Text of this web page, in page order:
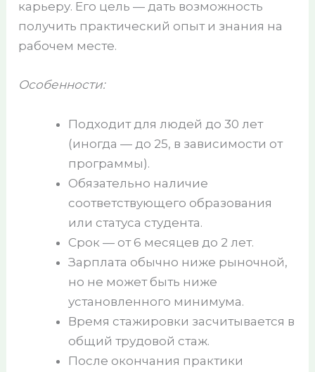
карьеру. Его цель — дать возможность
получить практический опыт и знания на
рабочем месте.
Особенности:
Подходит для людей до 30 лет
(иногда — до 25, в зависимости от
программы).
Обязательно наличие
соответствующего образования
или статуса студента.
Срок — от 6 месяцев до 2 лет.
Зарплата обычно ниже рыночной,
но не может быть ниже
установленного минимума.
Время стажировки засчитывается в
общий трудовой стаж.
После окончания практики